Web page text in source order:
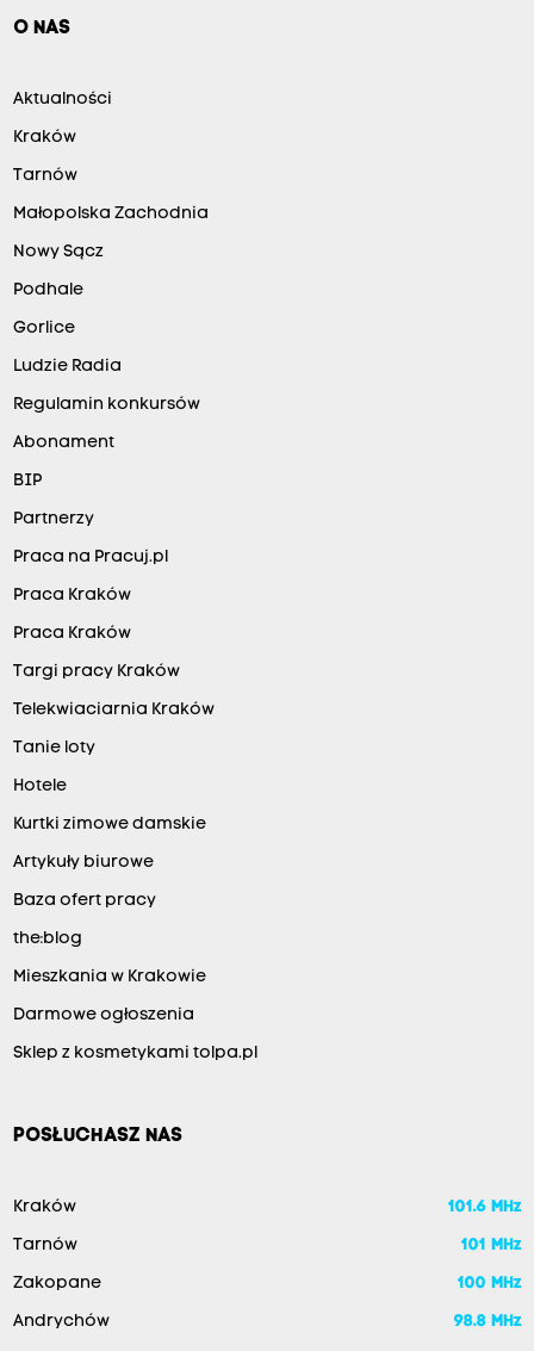
O NAS
Aktualności
Kraków
Tarnów
Małopolska Zachodnia
Nowy Sącz
Podhale
Gorlice
Ludzie Radia
Regulamin konkursów
Abonament
BIP
Partnerzy
Praca na Pracuj.pl
Praca Kraków
Praca Kraków
Targi pracy Kraków
Telekwiaciarnia Kraków
Tanie loty
Hotele
Kurtki zimowe damskie
Artykuły biurowe
Baza ofert pracy
the:blog
Mieszkania w Krakowie
Darmowe ogłoszenia
Sklep z kosmetykami tolpa.pl
POSŁUCHASZ NAS
Kraków 101.6 MHz
Tarnów 101 MHz
Zakopane 100 MHz
Andrychów 98.8 MHz